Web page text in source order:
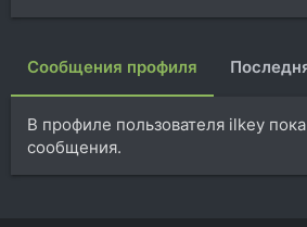
Сообщения профиля
В профиле пользователя ilkey
сообщения.